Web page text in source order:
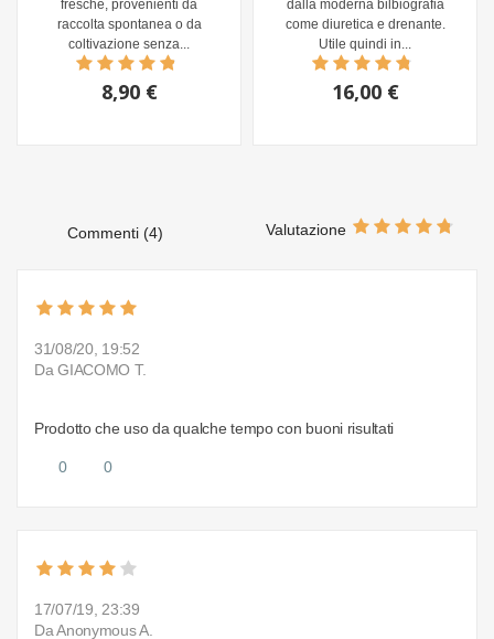
fresche, provenienti da
raccolta spontanea o da
coltivazione senza...
8,90 €
dalla moderna bilbiografia
come diuretica e drenante.
Utile quindi in...
16,00 €
Commenti (4) Valutazione
31/08/20, 19:52
Da GIACOMO T.
Prodotto che uso da qualche tempo con buoni risultati
0 0
17/07/19, 23:39
Da Anonymous A.